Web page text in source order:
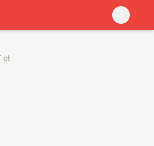
się sztucznej inteligencji